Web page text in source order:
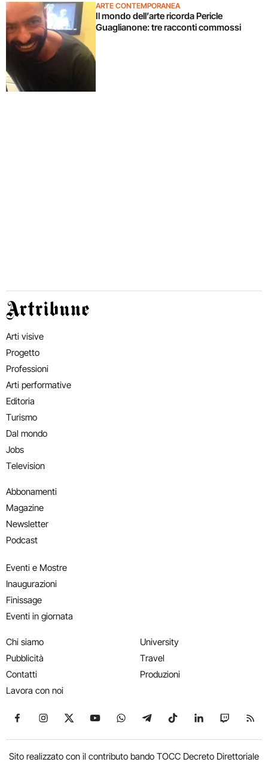
ARTE CONTEMPORANEA
Il mondo dell’arte ricorda Pericle
Guaglianone: tre racconti commossi
Artribune
Arti visive
Progetto
Professioni
Arti performative
Editoria
Turismo
Dal mondo
Jobs
Television
Abbonamenti
Magazine
Newsletter
Podcast
Eventi e Mostre
Inaugurazioni
Finissage
Eventi in giornata
Chi siamo
Pubblicità
Contatti
Lavora con noi
University
Travel
Produzioni
Seguici su Facebook
Seguici su Instagram
Seguici su X
Seguici su YouTube
Seguici su WhatsApp
Seguici su Telegram
Seguici su TikTok
Seguici su
Seguici
Sito realizzato con il contributo bando TOCC Decreto Direttoriale